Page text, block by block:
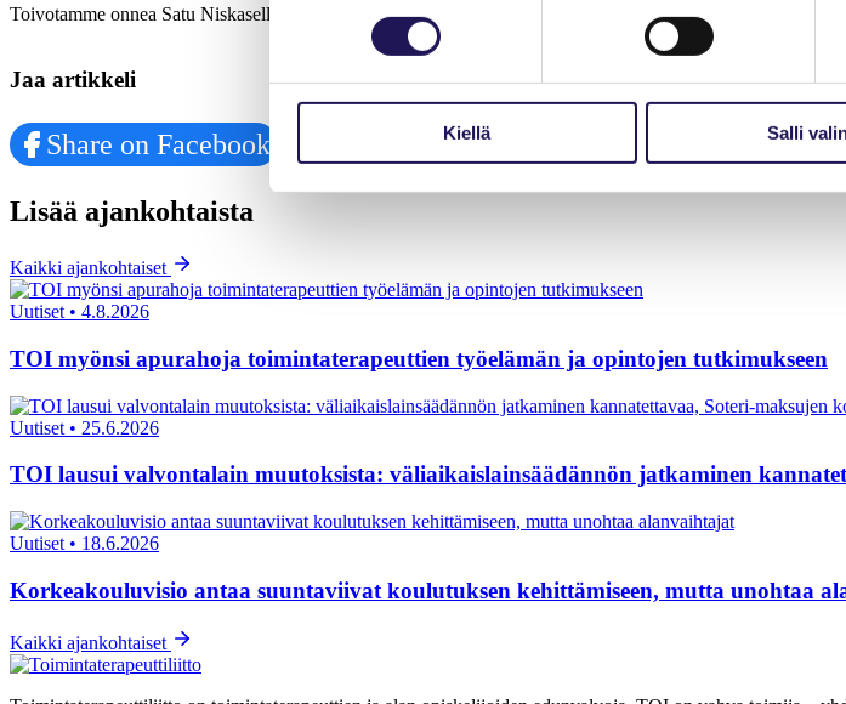
Kiellä Salli
Toivotamme onnea Satu Niskaselle apurahasta ja odotamme innolla tutkimuksen tuloksia!
Jaa artikkeli
Share on Facebook Share on LinkedIn
Lisää ajankohtaista
Kaikki ajankohtaiset
Uutiset • 4.8.2026
TOI myönsi apurahoja toimintaterapeuttien työelämän ja opintojen tutkimukseen
Uutiset • 25.6.2026
TOI lausui valvontalain muutoksista: väliaikaislainsäädännön jatkaminen
Uutiset • 18.6.2026
Korkeakouluvisio antaa suuntaviivat koulutuksen kehittämiseen, mutta unohtaa
Kaikki ajankohtaiset